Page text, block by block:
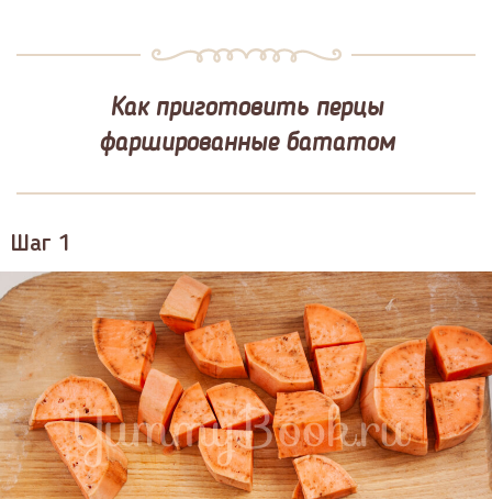
Как приготовить перцы
фаршированные бататом
Шаг 1